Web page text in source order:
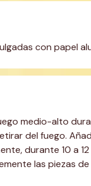
con papel
medio-alto
del fuego.
durante 10 a
las piezas